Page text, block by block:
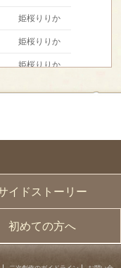
イドストーリー
初めての方へ
姫桜りりか
姫桜りりか
姫桜りりか
ャラい部下
姫桜りりか
姫桜りりか